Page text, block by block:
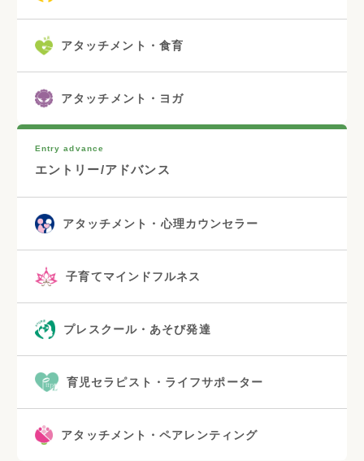
アタッチメント・食育
アタッチメント・ヨガ
Entry advance
エントリー/アドバンス
アタッチメント・心理カウンセラー
子育てマインドフルネス
プレスクール・あそび発達
育児セラピスト・ライフサポーター
アタッチメント・ペアレンティング